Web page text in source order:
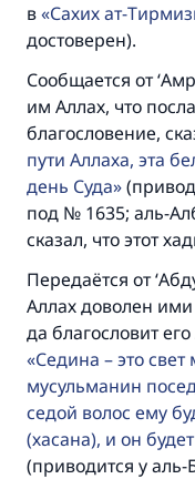
в Сахих ат-
достоверен).
Сообщается от
им Аллах, что
благословение,
пути Аллаха, эта
день Суда
под № 1635; аль-
сказал, что этот
Передаётся от
Аллах доволен
да благословит
Седина – это
мусульманин
седой волос ему
(хасана), и он
(приводится у аль-